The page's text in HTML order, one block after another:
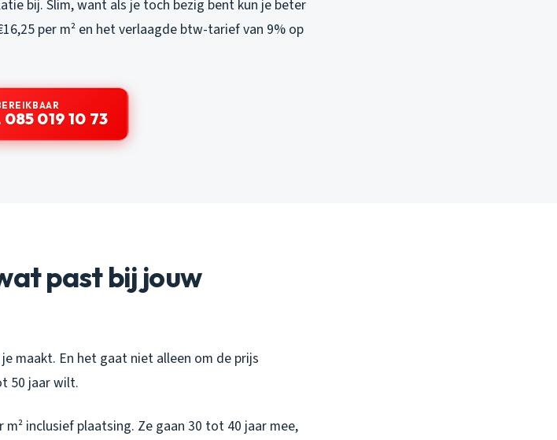
bij. Slim, want als je toch bezig bent kun je beter
per m² en het verlaagde btw-tarief van 9% op
085 019 10 73
past bij jouw
maakt. En het gaat niet alleen om de prijs
50 jaar wilt.
inclusief plaatsing. Ze gaan 30 tot 40 jaar mee,